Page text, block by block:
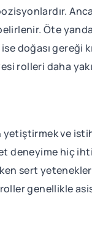
Öte
doğası gereği
rolleri daha
ve
deneyime hiç
sert
genellikle